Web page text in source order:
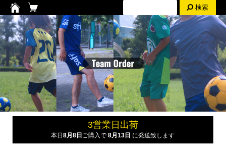
検索
3営業日出荷
本日8月8日 ご購入で 8月13日 に発送致します